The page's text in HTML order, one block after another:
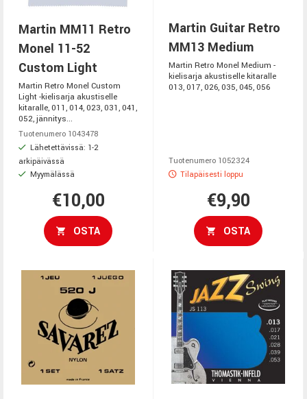
Martin MM11 Retro
Monel 11-52
Custom Light
Martin Retro Monel Custom
Light -kielisarja akustiselle
kitaralle, 011, 014, 023, 031, 041,
052, jännitys...
Tuotenumero 1043478
Lähetettävissä: 1-2
arkipäivässä
Myymälässä
€10,00
OSTA
Martin Guitar Retro
MM13 Medium
Martin Retro Monel Medium -
kielisarja akustiselle kitaralle
013, 017, 026, 035, 045, 056
Tuotenumero 1052324
Tilapäisesti loppu
€9,90
OSTA